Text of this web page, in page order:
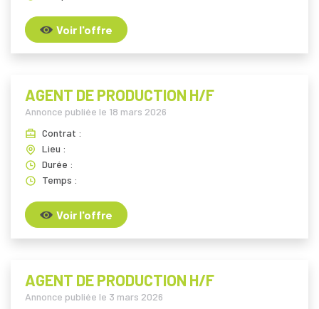
Voir l'offre
AGENT DE PRODUCTION H/F
Annonce publiée le 18 mars 2026
Contrat :
Lieu :
Durée :
Temps :
Voir l'offre
AGENT DE PRODUCTION H/F
Annonce publiée le 3 mars 2026